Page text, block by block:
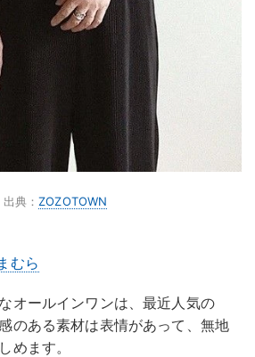
出典：ZOZOTOWN
むら
オールインワンは、最近人気の
のある素材は表情があって、無地
めます。